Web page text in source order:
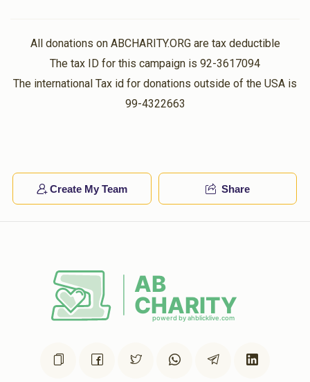
All donations on ABCHARITY.ORG are tax deductible
The tax ID for this campaign is 92-3617094
The international Tax id for donations outside of the USA is
99-4322663
Create My Team Share